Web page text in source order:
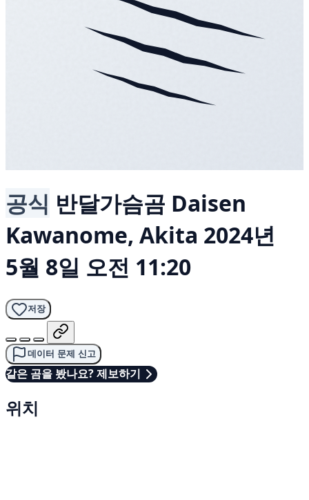
공식 반달가슴곰 Daisen
Kawanome, Akita 2024년
5월 8일 오전 11:20
저장
데이터 문제 신고
같은 곰을 봤나요? 제보하기
위치